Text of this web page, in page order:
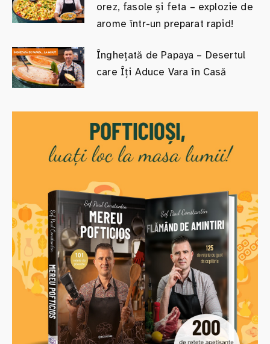
orez, fasole și feta – explozie de
arome într-un preparat rapid!
Înghețată de Papaya – Desertul
care Îți Aduce Vara în Casă